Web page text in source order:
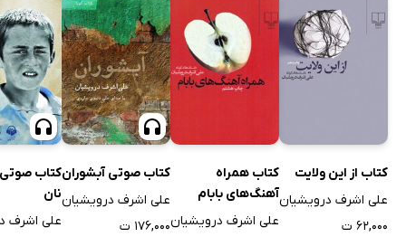
کتاب از این ولایت
علی اشرف درویشیان
۶۲,۰۰۰ ت
کتاب همراه
آهنگ‌های بابام
علی اشرف درویشیان
کتاب صوتی آبشوران
علی اشرف درویشیان
۱۷۶,۰۰۰ ت
کتاب
نان
علی اشرف